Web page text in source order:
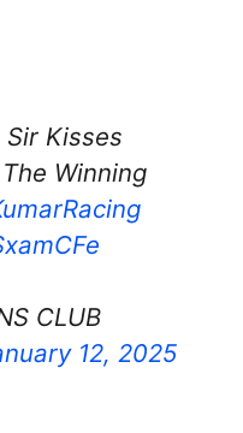
Sir Kisses
Winning
CLUB
12, 2025